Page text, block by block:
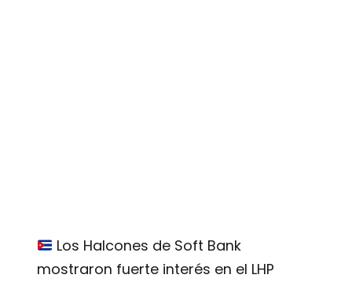
Los Halcones de Soft Bank
mostraron fuerte interés en el LHP